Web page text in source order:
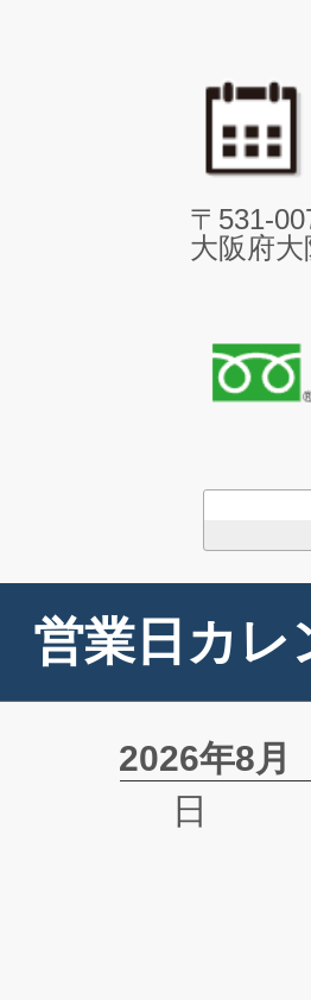
〒531-
大阪府
営業日カレ
2026年8月
日